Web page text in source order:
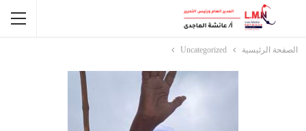
الصفحة الرئيسية Uncategorized